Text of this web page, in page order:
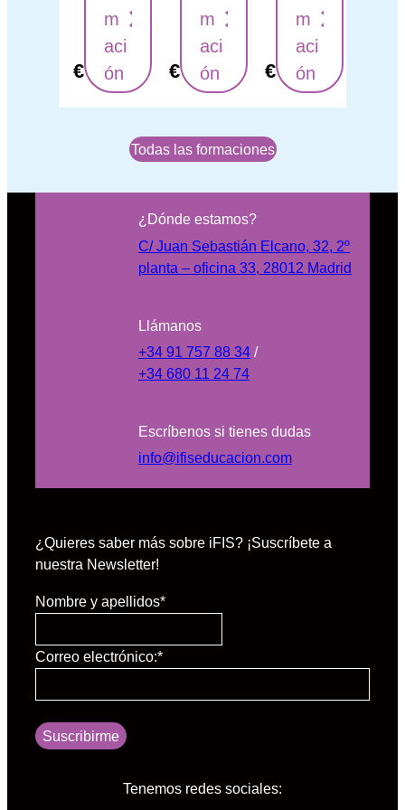
€
m
aci
ón
€
m
aci
ón
€
m
aci
ón
Todas las formaciones
¿Dónde estamos?
C/ Juan Sebastián Elcano, 32, 2º
planta – oficina 33, 28012 Madrid
Llámanos
+34 91 757 88 34/
+34 680 11 24 74
Escríbenos si tienes dudas
info@ifiseducacion.com
¿Quieres saber más sobre iFIS? ¡Suscríbete a
nuestra Newsletter!
Nombre y apellidos*
Correo electrónico:*
Suscribirme
Tenemos redes sociales: